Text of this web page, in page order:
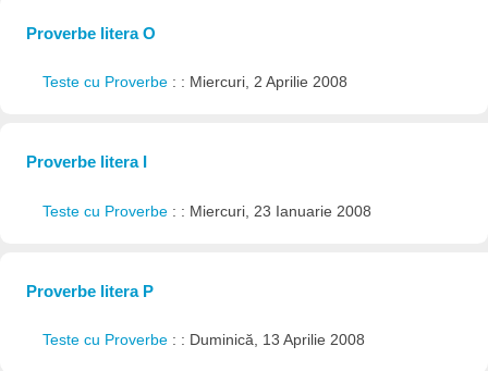
Proverbe litera O
Teste cu Proverbe : : Miercuri, 2 Aprilie 2008
Proverbe litera I
Teste cu Proverbe : : Miercuri, 23 Ianuarie 2008
Proverbe litera P
Teste cu Proverbe : : Duminică, 13 Aprilie 2008